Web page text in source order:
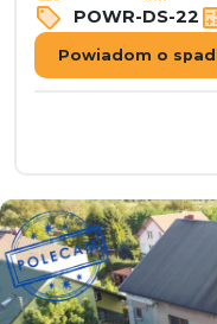
POWR-DS-22
Powiadom o